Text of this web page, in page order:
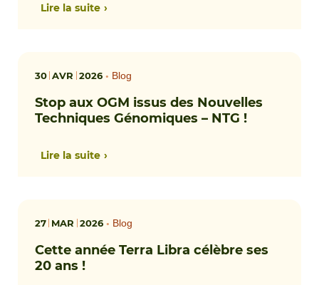
Lire la suite
30 AVR 2026• Blog
Stop aux OGM issus des Nouvelles
Techniques Génomiques – NTG !
Lire la suite
27 MAR 2026• Blog
Cette année Terra Libra célèbre ses
20 ans !